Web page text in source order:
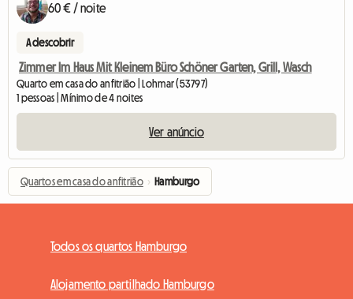
60 € / noite
A descobrir
Zimmer Im Haus Mit Kleinem Büro Schöner Garten, Grill, Wasch
Quarto em casa do anfitrião | Lohmar (53797)
1 pessoas | Mínimo de 4 noites
Ver anúncio
Quartos em casa do anfitrião › Hamburgo
Todos os quartos Hamburgo
Alojamento partilhado Hamburgo